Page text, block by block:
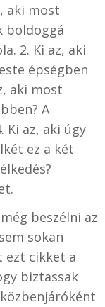
aki most
boldoggá
2. Ki az, aki
épségben
aki most
A
az, aki úgy
ez a két
beszélni az
sokan
ezt cikket a
biztassak